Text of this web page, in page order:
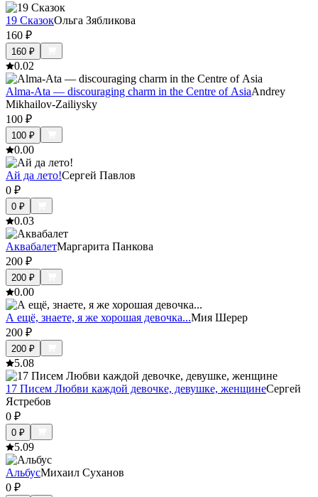
19 СказокОльга Зябликова
160 ₽
160 ₽
0.02
Alma-Ata — discouraging charm in the Centre of AsiaAndrey
Mikhailov-Zailiysky
100 ₽
100 ₽
0.00
Ай да лето!Сергей Павлов
0 ₽
0 ₽
0.03
АквабалетМаргарита Панкова
200 ₽
200 ₽
0.00
А ещё, знаете, я же хорошая девочка...Мия Шерер
200 ₽
200 ₽
5.08
17 Писем Любви каждой девочке, девушке, женщинеСергей
Ястребов
0 ₽
0 ₽
5.09
АльбусМихаил Суханов
0 ₽